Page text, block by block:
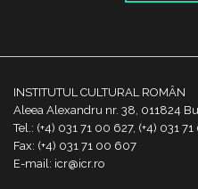
INSTITUTUL CULTURAL ROMÂN
Aleea Alexandru nr. 38, 011824
Tel.: (+4) 031 71 00 627, (+4) 031
Fax: (+4) 031 71 00 607
E-mail: icr@icr.ro